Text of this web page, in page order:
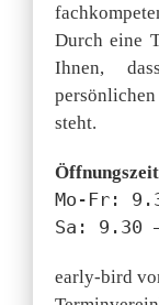
Durch eine
Ihnen,
steht.
Mo-Fr:
Sa: 9.30
early-bird